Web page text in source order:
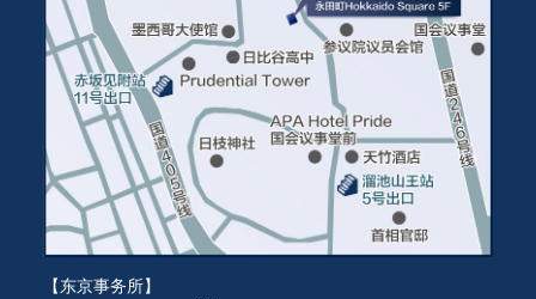
【东京事务所】